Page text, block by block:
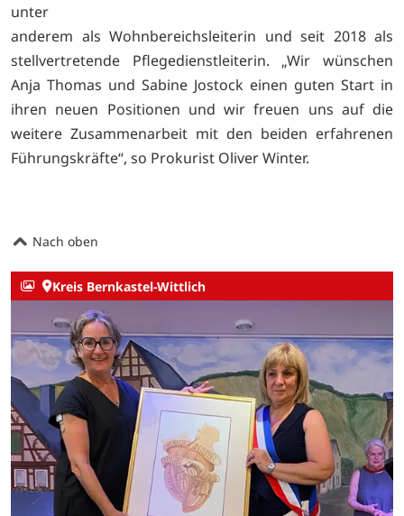
unter
anderem als Wohnbereichsleiterin und seit 2018 als
stellvertretende Pflegedienstleiterin. „Wir wünschen
Anja Thomas und Sabine Jostock einen guten Start in
ihren neuen Positionen und wir freuen uns auf die
weitere Zusammenarbeit mit den beiden erfahrenen
Führungskräfte“, so Prokurist Oliver Winter.
Nach oben
Kreis Bernkastel-Wittlich